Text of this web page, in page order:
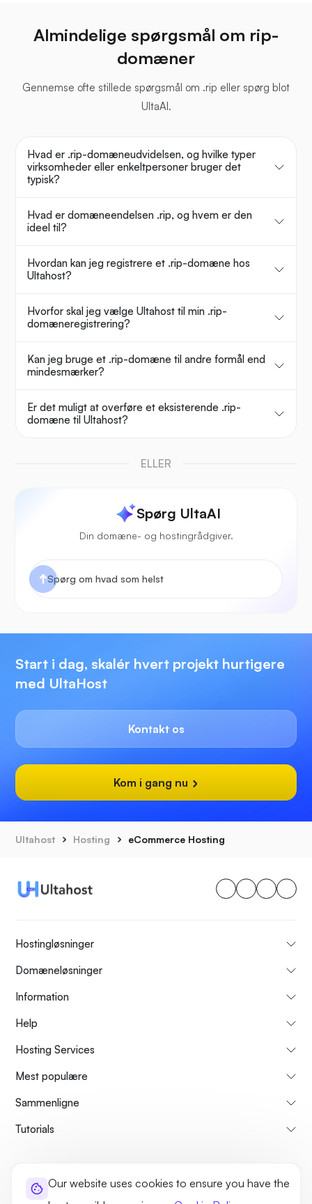
Our website uses cookies to ensure you have the
Almindelige spørgsmål om rip-
domæner
Gennemse ofte stillede spørgsmål om .rip eller spørg blot
UltaAI.
Hvad er .rip-domæneudvidelsen, og hvilke typer
virksomheder eller enkeltpersoner bruger det
typisk?
Hvad er domæneendelsen .rip, og hvem er den
ideel til?
Hvordan kan jeg registrere et .rip-domæne hos
Ultahost?
Hvorfor skal jeg vælge Ultahost til min .rip-
domæneregistrering?
Kan jeg bruge et .rip-domæne til andre formål end
mindesmærker?
Er det muligt at overføre et eksisterende .rip-
domæne til Ultahost?
ELLER
Spørg UltaAI
Din domæne- og hostingrådgiver.
Start i dag, skalér hvert projekt hurtigere
med UltaHost
Kontakt os
Kom i gang nu
Ultahost Hosting eCommerce Hosting
Hostingløsninger
Domæneløsninger
Information
Help
Hosting Services
Mest populære
Sammenligne
Tutorials
Privacy PolicyLegalSitemap